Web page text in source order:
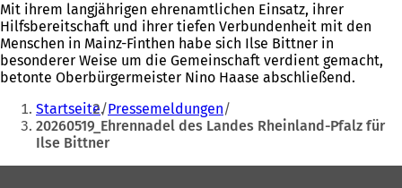
Mit ihrem langjährigen ehrenamtlichen Einsatz, ihrer
Hilfsbereitschaft und ihrer tiefen Verbundenheit mit den
Menschen in Mainz-Finthen habe sich Ilse Bittner in
besonderer Weise um die Gemeinschaft verdient gemacht,
betonte Oberbürgermeister Nino Haase abschließend.
Sie
befinden
sich
hier:
Startseite Pressemeldungen
20260519_Ehrennadel des Landes Rheinland-Pfalz für
Ilse Bittner